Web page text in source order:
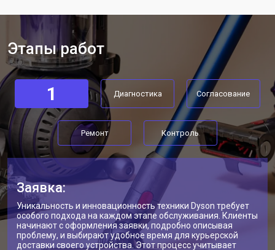
Этапы работ
1 Диагностика Согласование
Ремонт Контроль
Заявка:
Уникальность и инновационность техники Dyson требует
особого подхода на каждом этапе обслуживания. Клиенты
начинают с оформления заявки, подробно описывая
проблему, и выбирают удобное время для курьерской
доставки своего устройства. Этот процесс учитывает